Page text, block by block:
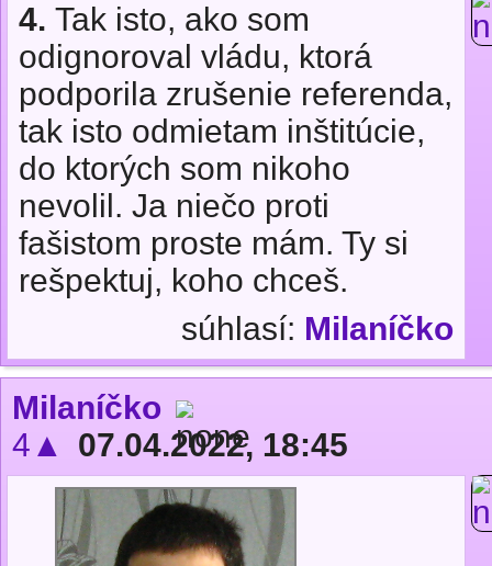
4. Tak isto, ako som
odignoroval vládu, ktorá
podporila zrušenie referenda,
tak isto odmietam inštitúcie,
do ktorých som nikoho
nevolil. Ja niečo proti
fašistom proste mám. Ty si
rešpektuj, koho chceš.
súhlasí: Milaníčko
Milaníčko
4▲
07.04.2022, 18:45